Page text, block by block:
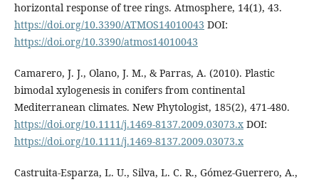
horizontal response of tree rings. Atmosphere, 14(1), 43.
https://doi.org/10.3390/ATMOS14010043 DOI:
https://doi.org/10.3390/atmos14010043
Camarero, J. J., Olano, J. M., & Parras, A. (2010). Plastic
bimodal xylogenesis in conifers from continental
Mediterranean climates. New Phytologist, 185(2), 471-480.
https://doi.org/10.1111/j.1469-8137.2009.03073.xDOI:
https://doi.org/10.1111/j.1469-8137.2009.03073.x
Castruita-Esparza, L. U., Silva, L. C. R., Gómez-Guerrero, A.,